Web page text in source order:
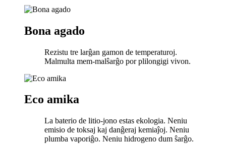
Bona agado
Rezistu tre larĝan gamon de temperaturoj.
Malmulta mem-malŝarĝo por plilongigi vivon.
Eco amika
La baterio de litio-jono estas ekologia. Neniu
emisio de toksaj kaj danĝeraj kemiaĵoj. Neniu
plumba vaporiĝo. Neniu hidrogeno dum ŝarĝo.